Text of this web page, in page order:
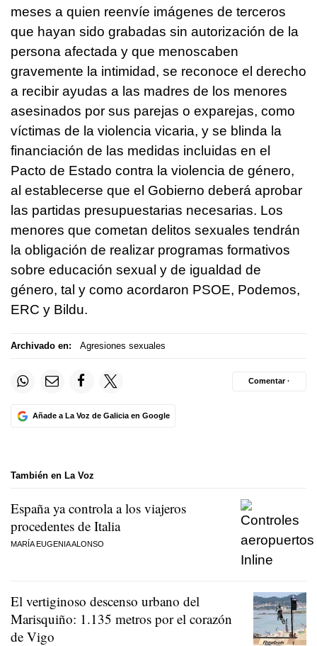
meses a quien reenvíe imágenes de terceros
que hayan sido grabadas sin autorización de la
persona afectada y que menoscaben
gravemente la intimidad, se reconoce el derecho
a recibir ayudas a las madres de los menores
asesinados por sus parejas o exparejas, como
víctimas de la violencia vicaria, y se blinda la
financiación de las medidas incluidas en el
Pacto de Estado contra la violencia de género,
al establecerse que el Gobierno deberá aprobar
las partidas presupuestarias necesarias. Los
menores que cometan delitos sexuales tendrán
la obligación de realizar programas formativos
sobre educación sexual y de igualdad de
género, tal y como acordaron PSOE, Podemos,
ERC y Bildu.
Archivado en: Agresiones sexuales
Añade a La Voz de Galicia en Google
Comentar ·
También en La Voz
España ya controla a los viajeros
procedentes de Italia
MARÍA EUGENIA ALONSO
El vertiginoso descenso urbano del
Marisquiño: 1.135 metros por el corazón
de Vigo